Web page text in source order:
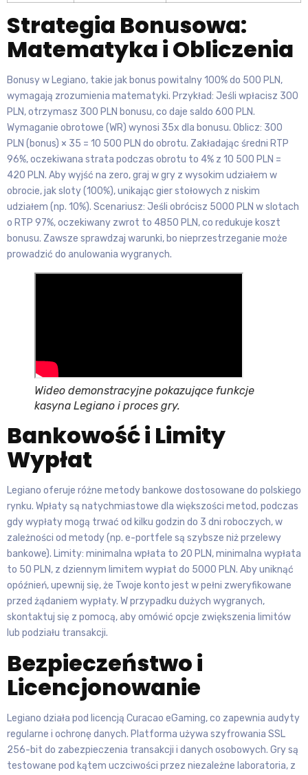
Strategia Bonusowa:
Matematyka i Obliczenia
Bonusy w Legiano, takie jak bonus powitalny 100% do 500 PLN,
wymagają zrozumienia matematyki. Przykład: Jeśli wpłacisz 300
PLN, otrzymasz 300 PLN bonusu, co daje saldo 600 PLN.
Wymaganie obrotowe (WR) wynosi 35x dla bonusu. Oblicz: 300
PLN (bonus) × 35 = 10 500 PLN do obrotu. Zakładając średni RTP
96%, oczekiwana strata podczas obrotu to 4% z 10 500 PLN =
420 PLN. Aby wyjść na zero, graj w gry z wysokim udziałem w
obrocie, jak sloty (100%), unikając gier stołowych z niskim
udziałem (np. 10%). Scenariusz: Jeśli obrócisz 5000 PLN w slotach
o RTP 97%, oczekiwany zwrot to 4850 PLN, co redukuje koszt
bonusu. Zawsze sprawdzaj warunki, bo nieprzestrzeganie może
prowadzić do anulowania wygranych.
Wideo demonstracyjne pokazujące funkcje
kasyna Legiano i proces gry.
Bankowość i Limity
Wypłat
Legiano oferuje różne metody bankowe dostosowane do polskiego
rynku. Wpłaty są natychmiastowe dla większości metod, podczas
gdy wypłaty mogą trwać od kilku godzin do 3 dni roboczych, w
zależności od metody (np. e-portfele są szybsze niż przelewy
bankowe). Limity: minimalna wpłata to 20 PLN, minimalna wypłata
to 50 PLN, z dziennym limitem wypłat do 5000 PLN. Aby uniknąć
opóźnień, upewnij się, że Twoje konto jest w pełni zweryfikowane
przed żądaniem wypłaty. W przypadku dużych wygranych,
skontaktuj się z pomocą, aby omówić opcje zwiększenia limitów
lub podziału transakcji.
Bezpieczeństwo i
Licencjonowanie
Legiano działa pod licencją Curacao eGaming, co zapewnia audyty
regularne i ochronę danych. Platforma używa szyfrowania SSL
256-bit do zabezpieczenia transakcji i danych osobowych. Gry są
testowane pod kątem uczciwości przez niezależne laboratoria, z